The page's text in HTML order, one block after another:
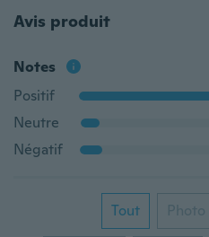
Avis produit
Notes
Positif
Neutre
Négatif
Tout Photo